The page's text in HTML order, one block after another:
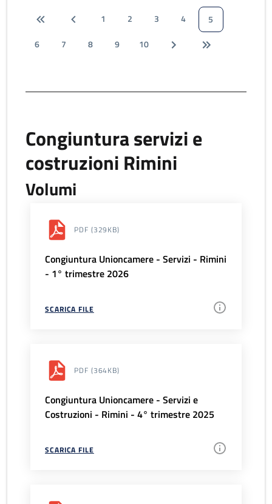
1 2 3 4
5
6
7 8 9 10
Congiuntura servizi e
costruzioni Rimini
Volumi
PDF (329KB)
Congiuntura Unioncamere - Servizi - Rimini
- 1° trimestre 2026
SCARICA FILE
PDF (364KB)
Congiuntura Unioncamere - Servizi e
Costruzioni - Rimini - 4° trimestre 2025
SCARICA FILE